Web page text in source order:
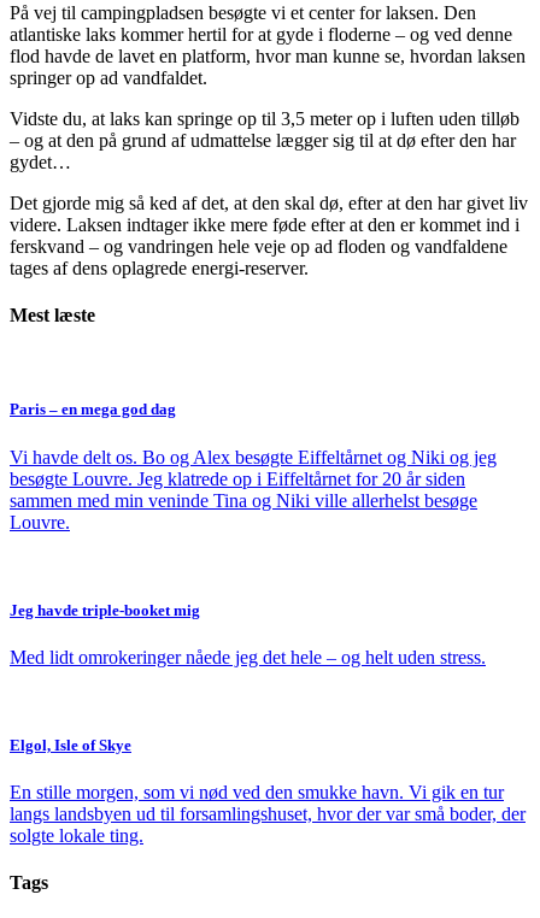
På vej til campingpladsen besøgte vi et center for laksen. Den
atlantiske laks kommer hertil for at gyde i floderne – og ved denne
flod havde de lavet en platform, hvor man kunne se, hvordan laksen
springer op ad vandfaldet.
Vidste du, at laks kan springe op til 3,5 meter op i luften uden tilløb
– og at den på grund af udmattelse lægger sig til at dø efter den har
gydet…
Det gjorde mig så ked af det, at den skal dø, efter at den har givet liv
videre. Laksen indtager ikke mere føde efter at den er kommet ind i
ferskvand – og vandringen hele veje op ad floden og vandfaldene
tages af dens oplagrede energi-reserver.
Mest læste
Paris – en mega god dag
Vi havde delt os. Bo og Alex besøgte Eiffeltårnet og Niki og jeg
besøgte Louvre. Jeg klatrede op i Eiffeltårnet for 20 år siden
sammen med min veninde Tina og Niki ville allerhelst besøge
Louvre.
Jeg havde triple-booket mig
Med lidt omrokeringer nåede jeg det hele – og helt uden stress.
Elgol, Isle of Skye
En stille morgen, som vi nød ved den smukke havn. Vi gik en tur
langs landsbyen ud til forsamlingshuset, hvor der var små boder, der
solgte lokale ting.
Tags